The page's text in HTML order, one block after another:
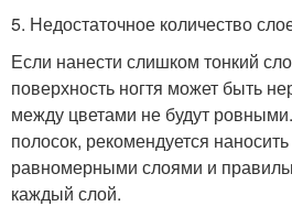
5. Недостаточное количество
Если нанести слишком тонкий
поверхность ногтя может быть
между цветами не будут
полосок, рекомендуется
равномерными слоями и
каждый слой.